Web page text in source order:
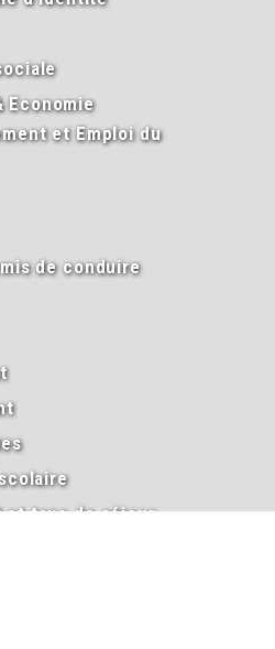
Economie
et Emploi du
de conduire
et taxe de séjour